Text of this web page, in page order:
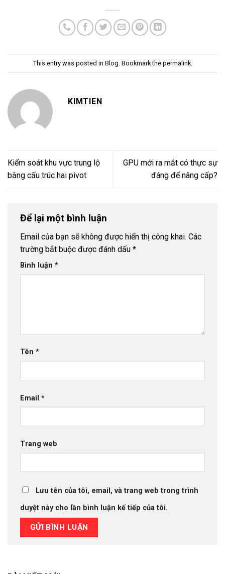
This entry was posted in Blog . Bookmark the permalink.
KIMTIEN
Kiểm soát khu vực trung lộ
bằng cấu trúc hai pivot
GPU mới ra mắt có thực sự
đáng để nâng cấp?
Để lại một bình luận
Email của bạn sẽ không được hiển thị công khai. Các
trường bắt buộc được đánh dấu *
Bình luận *
Tên *
Email *
Trang web
Lưu tên của tôi, email, và trang web trong trình
duyệt này cho lần bình luận kế tiếp của tôi.